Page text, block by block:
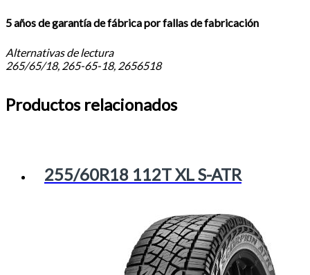
5 años de garantía de fábrica por fallas de fabricación
Alternativas de lectura
265/65/18, 265-65-18, 2656518
Productos relacionados
255/60R18 112T XL S-ATR